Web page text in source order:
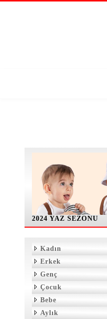
2024 YAZ SEZONU
Kadın
Erkek
Genç
Çocuk
Bebe
Aylık